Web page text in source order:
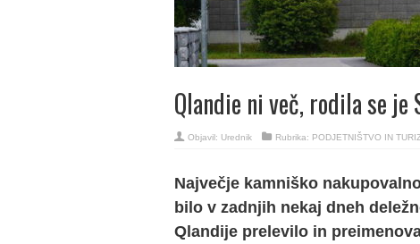
Qlandie ni več, rodila se je
Objavil: Urednik Rubrika: PODJETNIŠTVO IN
Največje kamniško
bilo v zadnjih nekaj dneh
Qlandije prelevilo in